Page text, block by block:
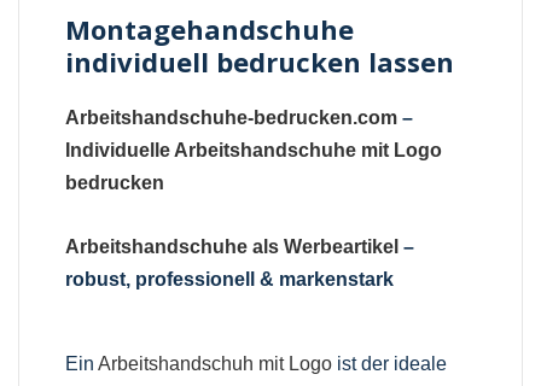
Montagehandschuhe
individuell bedrucken lassen
Arbeitshandschuhe-bedrucken.com –
Individuelle Arbeitshandschuhe mit Logo
bedrucken
Arbeitshandschuhe als Werbeartikel –
robust, professionell & markenstark
EinArbeitshandschuh mit Logo ist der ideale